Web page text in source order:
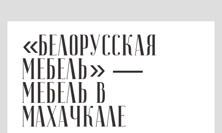
«Белорусская
мебель» —
мебель в
Махачкале